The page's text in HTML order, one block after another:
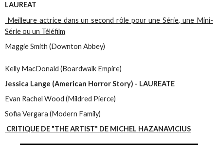
LAUREAT
Meilleure actrice dans un second rôle pour une Série, une Mini-
Série ou un Téléfilm
Maggie Smith (Downton Abbey)
Kelly MacDonald (Boardwalk Empire)
Jessica Lange (American Horror Story) - LAUREATE
Evan Rachel Wood (Mildred Pierce)
Sofia Vergara (Modern Family)
CRITIQUE DE "THE ARTIST" DE MICHEL HAZANAVICIUS